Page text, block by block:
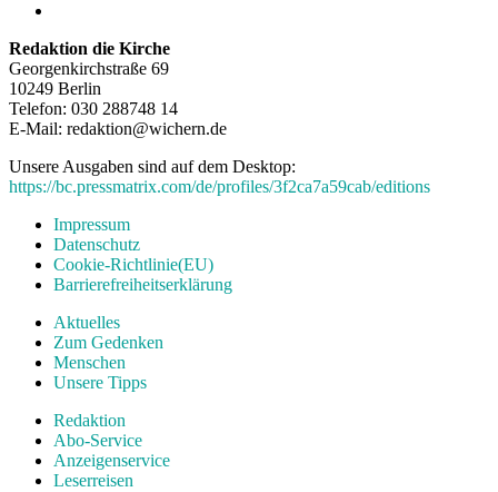
Redaktion die Kirche
Georgenkirchstraße 69
10249 Berlin
Telefon: 030 288748 14
E-Mail: redaktion@wichern.de
Unsere Ausgaben sind auf dem Desktop:
https://bc.pressmatrix.com/de/profiles/3f2ca7a59cab/editions
Impressum
Datenschutz
Cookie-Richtlinie(EU)
Barrierefreiheitserklärung
Aktuelles
Zum Gedenken
Menschen
Unsere Tipps
Redaktion
Abo-Service
Anzeigenservice
Leserreisen